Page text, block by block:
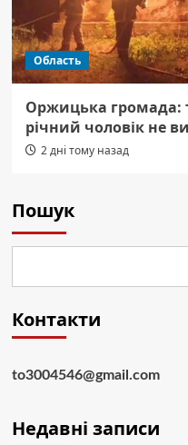
Область
Оржицька громада:
річний чоловік не
2 дні тому назад
Пошук
Контакти
to3004546@gmail.com
Недавні записи